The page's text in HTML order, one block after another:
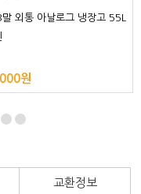
2라인 아날로그 냉장고
스텐
원
교환정보